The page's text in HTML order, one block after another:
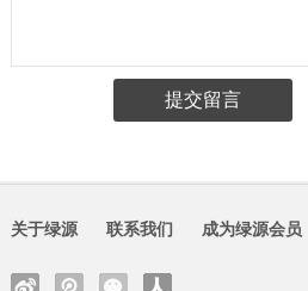
关于绿源 联系我们 成为绿源会员